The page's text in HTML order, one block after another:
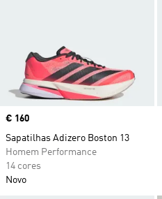
Price
€ 160
Sapatilhas Adizero Boston 13
Homem Performance
14 cores
Novo